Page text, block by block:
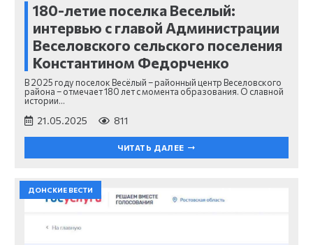
180-летие поселка Веселый:
интервью с главой Администрации
Веселовского сельского поселения
Константином Федорченко
В 2025 году поселок Весёлый – районный центр Веселовского
района – отмечает 180 лет с момента образования. О славной
истории…
21.05.2025 811
ЧИТАТЬ ДАЛЕЕ
ДОНСКИЕ ВЕСТИ